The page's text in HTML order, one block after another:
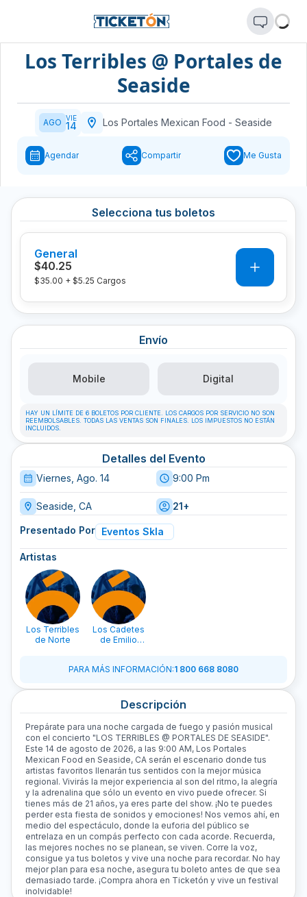
Los Terribles @ Portales de
Seaside
AGO VIE
14 Los Portales Mexican Food - Seaside
Agendar Compartir Me Gusta
Selecciona tus boletos
General
$40.25
$35.00 + $5.25 Cargos
Envío
Mobile Digital
HAY UN LÍMITE DE 6 BOLETOS POR CLIENTE. LOS CARGOS POR SERVICIO NO SON
REEMBOLSABLES. TODAS LAS VENTAS SON FINALES. LOS IMPUESTOS NO ESTÁN
INCLUIDOS.
Detalles del Evento
Viernes, Ago. 14 9:00 Pm
Seaside, CA 21+
Presentado Por Eventos Skla
Artistas
Los Terribles
de Norte
Los Cadetes
de Emilio
PARA MÁS INFORMACIÓN:1 800 668 8080
Descripción
Prepárate para una noche cargada de fuego y pasión musical
con el concierto "LOS TERRIBLES @ PORTALES DE SEASIDE".
Este 14 de agosto de 2026, a las 9:00 AM, Los Portales
Mexican Food en Seaside, CA serán el escenario donde tus
artistas favoritos llenarán tus sentidos con la mejor música
regional. Vivirás la mejor experiencia al son del ritmo, la alegría
y la adrenalina que sólo un evento en vivo puede ofrecer. Si
tienes más de 21 años, ya eres parte del show. ¡No te puedes
perder esta fiesta de sonidos y emociones! Nos vemos ahí, en
medio del espectáculo, donde la euforia del público se
entrelaza en un compás perfecto con cada acorde. Recuerda,
las mejores noches no se planean, se viven. Corre la voz,
consigue ya tus boletos y vive una noche para recordar. No hay
mejor plan para esa noche, asegura tu boleto antes de que sea
demasiado tarde. ¡Compra ahora en Ticketón y vive un festival
inolvidable!